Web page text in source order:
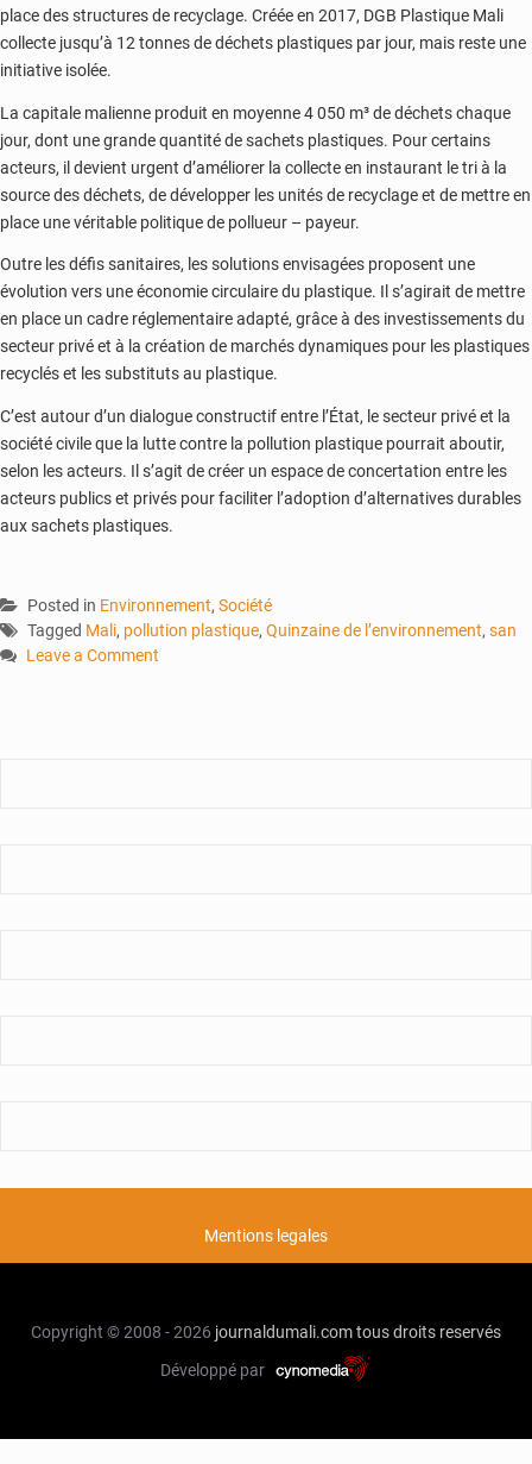
place des structures de recyclage. Créée en 2017, DGB Plastique Mali
collecte jusqu’à 12 tonnes de déchets plastiques par jour, mais reste une
initiative isolée.
La capitale malienne produit en moyenne 4 050 m³ de déchets chaque
jour, dont une grande quantité de sachets plastiques. Pour certains
acteurs, il devient urgent d’améliorer la collecte en instaurant le tri à la
source des déchets, de développer les unités de recyclage et de mettre en
place une véritable politique de pollueur – payeur.
Outre les défis sanitaires, les solutions envisagées proposent une
évolution vers une économie circulaire du plastique. Il s’agirait de mettre
en place un cadre réglementaire adapté, grâce à des investissements du
secteur privé et à la création de marchés dynamiques pour les plastiques
recyclés et les substituts au plastique.
C’est autour d’un dialogue constructif entre l’État, le secteur privé et la
société civile que la lutte contre la pollution plastique pourrait aboutir,
selon les acteurs. Il s’agit de créer un espace de concertation entre les
acteurs publics et privés pour faciliter l’adoption d’alternatives durables
aux sachets plastiques.
Posted in Environnement, Société
Tagged Mali, pollution plastique, Quinzaine de l’environnement, san
Leave a Comment
Mentions legales
Copyright © 2008 - 2026 journaldumali.comtous droits reservés
Développé par